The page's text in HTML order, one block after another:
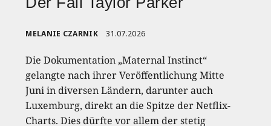
MELANIE CZARNIK 31.07.2026
Die Dokumentation „Maternal Instinct“
gelangte nach ihrer Veröffentlichung Mitte
Juni in diversen Ländern, darunter auch
Luxemburg, direkt an die Spitze der Netflix-
Charts. Dies dürfte vor allem der stetig